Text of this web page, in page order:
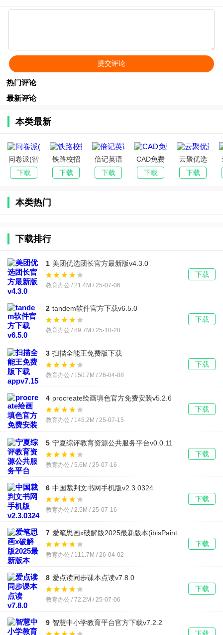
热门评论
最新评论
本类最新
问卷派(智
能问卷调
研)
下载
铁路校招
真题库(铁
路招聘备
下载
倍记英语
2026官方
最新版本
下载
CAD免费
看图师安
卓手机版
下载
云聚优选
集2026官
方最新版
下载
本类热门
下载排行
1 美团优选团长官方最新版v4.3.0
教育办公 / 21.4M / 25-07-06
下载
2 tandem软件官方下载v6.5.0
教育办公 / 89.7M / 25-10-20
下载
3 扫描全能王免费版下载
appv7.15.0.2604020000 安卓版
教育办公 / 150.7M / 26-04-08
下载
4 procreate绘画填色官方免费安装v5.2.6
教育办公 / 145.2M / 25-07-15
下载
5 宁夏综评教育资源公共服务平台v0.0.11
教育办公 / 5.6M / 25-07-16
下载
6 中国裁判文书网手机版v2.3.0324
教育办公 / 2.5M / 25-07-16
下载
7 爱笔思画x破解版2025最新版本(ibisPaint
X)v14.0.0
教育办公 / 111.7M / 26-04-02
下载
8 爱点读同步课本点读v7.8.0
教育办公 / 72.2M / 25-07-06
下载
9 智慧中小学教育平台官方下载v7.2.2
下载